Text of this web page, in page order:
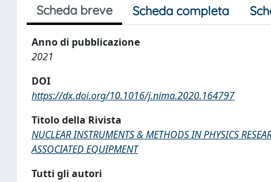
Scheda breve Scheda completa
Anno di pubblicazione
2021
DOI
https://dx.doi.org/10.1016/j.nima.2020.164797
Titolo della Rivista
NUCLEAR INSTRUMENTS & METHODS IN PHYSICS
ASSOCIATED EQUIPMENT
Tutti gli autori